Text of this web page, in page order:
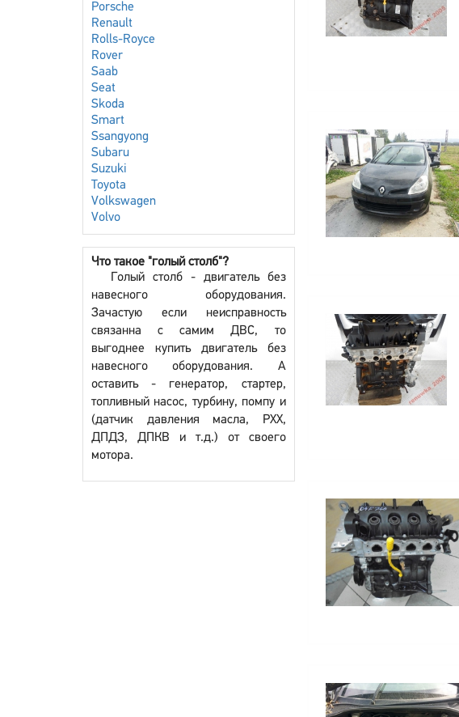
Porsche
Renault
Rolls-Royce
Rover
Saab
Seat
Skoda
Smart
Ssangyong
Subaru
Suzuki
Toyota
Volkswagen
Volvo
Что такое "голый столб"?
Голый столб - двигатель без
навесного оборудования.
Зачастую если неисправность
связанна с самим ДВС, то
выгоднее купить двигатель без
навесного оборудования. А
оставить - генератор, стартер,
топливный насос, турбину, помпу и
(датчик давления масла, РХХ,
ДПДЗ, ДПКВ и т.д.) от своего
мотора.